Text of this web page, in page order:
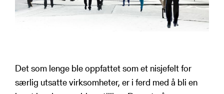
Det som lenge ble oppfattet som et nisjefelt for
særlig utsatte virksomheter, er i ferd med å bli en